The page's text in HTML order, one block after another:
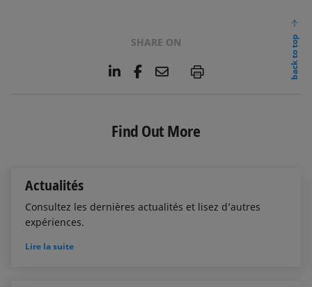
SHARE ON
L
e
d
F
b
o
E
l
P
back to top
Find Out More
Actualités
Consultez les dernières actualités et lisez d’autres
expériences.
Lire la suite